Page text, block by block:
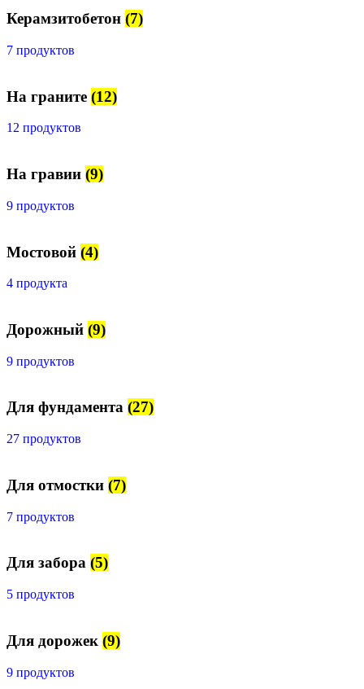
Керамзитобетон (7)
7 продуктов
На граните (12)
12 продуктов
На гравии (9)
9 продуктов
Мостовой (4)
4 продукта
Дорожный (9)
9 продуктов
Для фундамента (27)
27 продуктов
Для отмостки (7)
7 продуктов
Для забора (5)
5 продуктов
Для дорожек (9)
9 продуктов